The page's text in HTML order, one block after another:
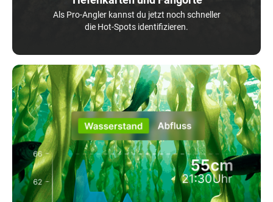
Als Pro-Angler kannst du jetzt noch schneller
die Hot-Spots identifizieren.